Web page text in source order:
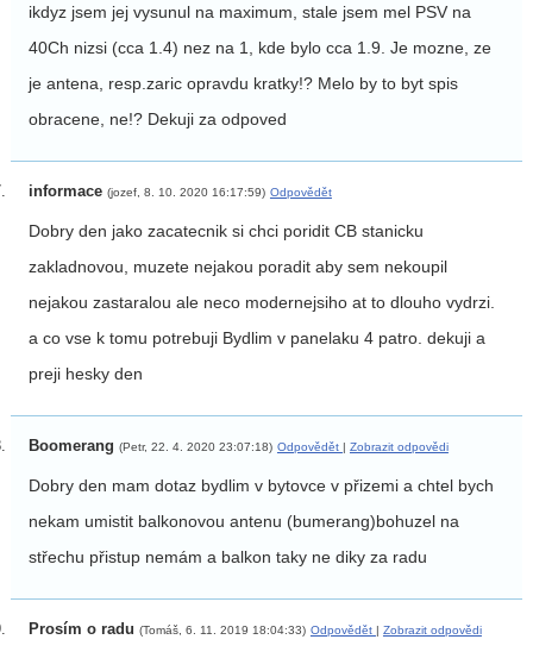
ikdyz jsem jej vysunul na maximum, stale jsem mel PSV na
40Ch nizsi (cca 1.4) nez na 1, kde bylo cca 1.9. Je mozne, ze
je antena, resp.zaric opravdu kratky!? Melo by to byt spis
obracene, ne!? Dekuji za odpoved
informace (jozef, 8. 10. 2020 16:17:59) Odpovědět
Dobry den jako zacatecnik si chci poridit CB stanicku
zakladnovou, muzete nejakou poradit aby sem nekoupil
nejakou zastaralou ale neco modernejsiho at to dlouho vydrzi.
a co vse k tomu potrebuji Bydlim v panelaku 4 patro. dekuji a
preji hesky den
Boomerang (Petr, 22. 4. 2020 23:07:18) Odpovědět | Zobrazit odpovědi
Dobry den mam dotaz bydlim v bytovce v přizemi a chtel bych
nekam umistit balkonovou antenu (bumerang)bohuzel na
střechu přistup nemám a balkon taky ne diky za radu
Prosím o radu (Tomáš, 6. 11. 2019 18:04:33) Odpovědět | Zobrazit odpovědi